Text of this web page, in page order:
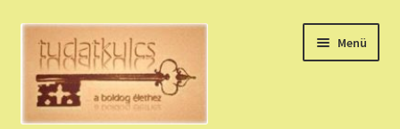
Ugrás
navigációhoz
Kilépés
tartalomba
Menü